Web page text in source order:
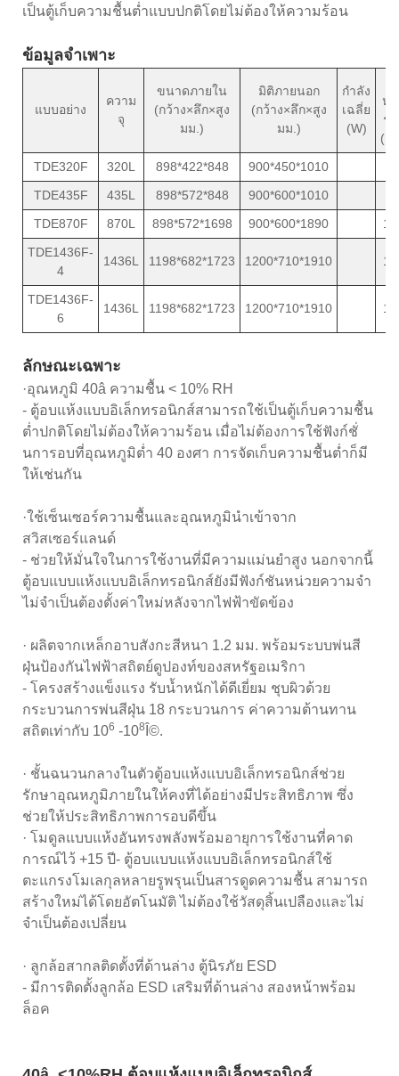
เป็นตู้เก็บความชื้นต่ำแบบปกติโดยไม่ต้องให้ความร้อน
ข้อมูลจำเพาะ
แบบอย่าง
ความ
จุ
ขนาดภายใน
(กว้าง×ลึก×สูง
มม.)
มิติภายนอก
(กว้าง×ลึก×สูง
มม.)
กำลัง
เฉลี่ย
(W)
ห
ร
(ก
TDE320F
320L 898*422*848 900*450*1010
TDE435F
435L 898*572*848 900*600*1010
TDE870F
870L 898*572*1698 900*600*1890
TDE1436F-
4
1436L 1198*682*1723 1200*710*1910
TDE1436F-
6
1436L 1198*682*1723 1200*710*1910
ลักษณะเฉพาะ
·อุณหภูมิ 40â ความชื้น < 10% RH
- ตู้อบแห้งแบบอิเล็กทรอนิกส์สามารถใช้เป็นตู้เก็บความชื้น
ต่ำปกติโดยไม่ต้องให้ความร้อน เมื่อไม่ต้องการใช้ฟังก์ชั่
นการอบที่อุณหภูมิต่ำ 40 องศา การจัดเก็บความชื้นต่ำก็มี
ให้เช่นกัน
·ใช้เซ็นเซอร์ความชื้นและอุณหภูมินำเข้าจาก
สวิสเซอร์แลนด์
- ช่วยให้มั่นใจในการใช้งานที่มีความแม่นยำสูง นอกจากนี้
ตู้อบแบบแห้งแบบอิเล็กทรอนิกส์ยังมีฟังก์ชันหน่วยความจำ
ไม่จำเป็นต้องตั้งค่าใหม่หลังจากไฟฟ้าขัดข้อง
· ผลิตจากเหล็กอาบสังกะสีหนา 1.2 มม. พร้อมระบบพ่นสี
ฝุ่นป้องกันไฟฟ้าสถิตย์ดูปองท์ของสหรัฐอเมริกา
- โครงสร้างแข็งแรง รับน้ำหนักได้ดีเยี่ยม ชุบผิวด้วย
กระบวนการพ่นสีฝุ่น 18 กระบวนการ ค่าความต้านทาน
สถิตเท่ากับ 106 -108 Î©.
· ชั้นฉนวนกลางในตัวตู้อบแห้งแบบอิเล็กทรอนิกส์ช่วย
รักษาอุณหภูมิภายในให้คงที่ได้อย่างมีประสิทธิภาพ ซึ่ง
ช่วยให้ประสิทธิภาพการอบดีขึ้น
· โมดูลแบบแห้งอันทรงพลังพร้อมอายุการใช้งานที่คาด
การณ์ไว้ +15 ปี- ตู้อบแบบแห้งแบบอิเล็กทรอนิกส์ใช้
ตะแกรงโมเลกุลหลายรูพรุนเป็นสารดูดความชื้น สามารถ
สร้างใหม่ได้โดยอัตโนมัติ ไม่ต้องใช้วัสดุสิ้นเปลืองและไม่
จำเป็นต้องเปลี่ยน
· ลูกล้อสากลติดตั้งที่ด้านล่าง ตู้นิรภัย ESD
- มีการติดตั้งลูกล้อ ESD เสริมที่ด้านล่าง สองหน้าพร้อม
ล็อค